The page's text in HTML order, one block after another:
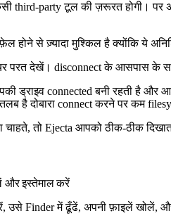
third-party टूल की ज़रूरत होगी। पर
फ़ेल होने से ज़्यादा मुश्किल है क्योंकि ये
परत देखें। disconnect के आसपास के
ड्राइव connected बनी रहती है और
है दोबारा connect करने पर कम
चाहते, तो Ejecta आपको ठीक-ठीक
और इस्तेमाल करें
उसे Finder में ढूँढें, अपनी फ़ाइलें खोलें,